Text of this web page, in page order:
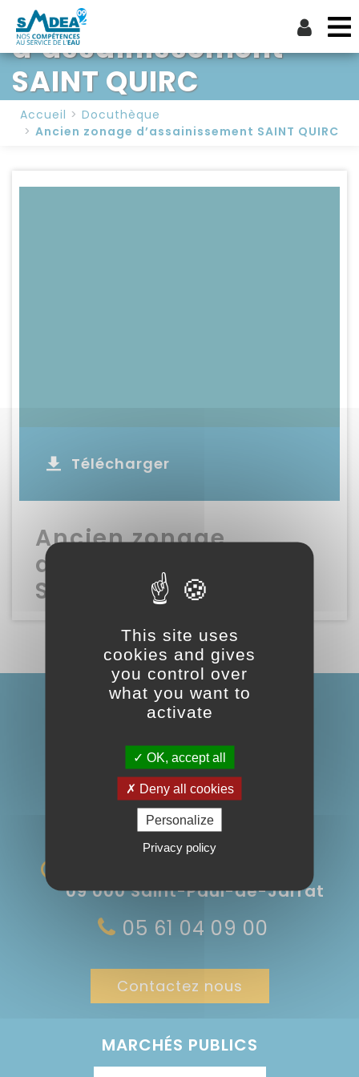
Ancien zonage
d’assainissement
SAINT QUIRC
Accueil
Docuthèque
Ancien zonage d’assainissement SAINT QUIRC
Télécharger
Ancien zonage
d’assainissement
SAINT QUIRC
Suivez nous :
09 000 Saint-Paul-de-Jarrat
05 61 04 09 00
Contactez nous
MARCHÉS PUBLICS
This site uses
cookies and gives
you control over
what you want to
activate
OK, accept all
Deny all cookies
Personalize
Privacy policy